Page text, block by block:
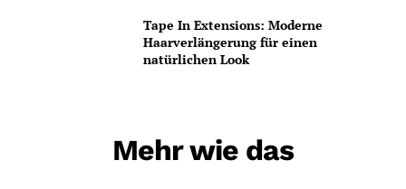
Tape In Extensions: Moderne
Haarverlängerung für einen
natürlichen Look
Mehr wie das